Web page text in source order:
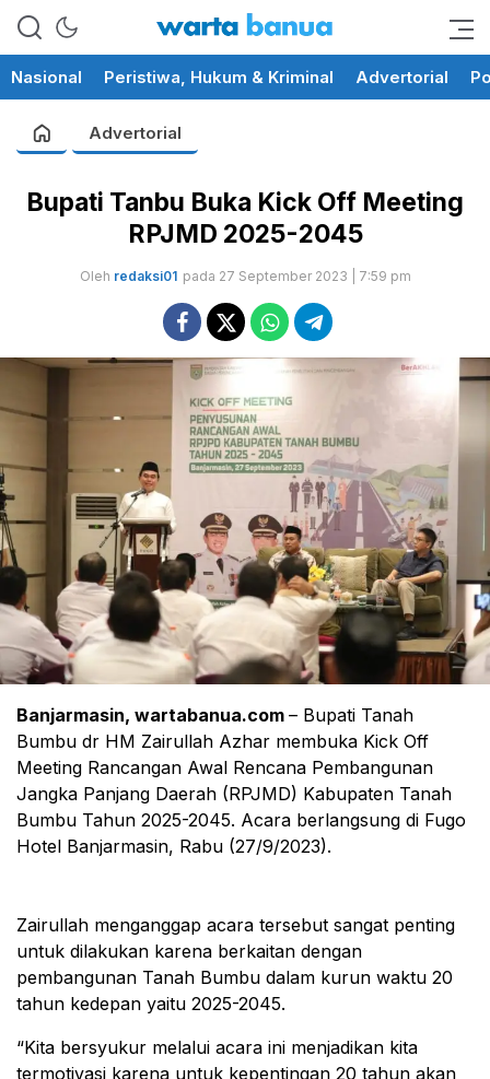
wartabanua.com
memberikan informasi yang
Nasional Peristiwa, Hukum & Kriminal Advertorial
Advertorial
Bupati Tanbu Buka Kick Off Meeting
RPJMD 2025-2045
Oleh redaksi01 pada 27 September 2023 | 7:59 pm
Banjarmasin, wartabanua.com – Bupati Tanah
Bumbu dr HM Zairullah Azhar membuka Kick Off
Meeting Rancangan Awal Rencana Pembangunan
Jangka Panjang Daerah (RPJMD) Kabupaten Tanah
Bumbu Tahun 2025-2045. Acara berlangsung di Fugo
Hotel Banjarmasin, Rabu (27/9/2023).
Zairullah menganggap acara tersebut sangat penting
untuk dilakukan karena berkaitan dengan
pembangunan Tanah Bumbu dalam kurun waktu 20
tahun kedepan yaitu 2025-2045.
“Kita bersyukur melalui acara ini menjadikan kita
termotivasi karena untuk kepentingan 20 tahun akan